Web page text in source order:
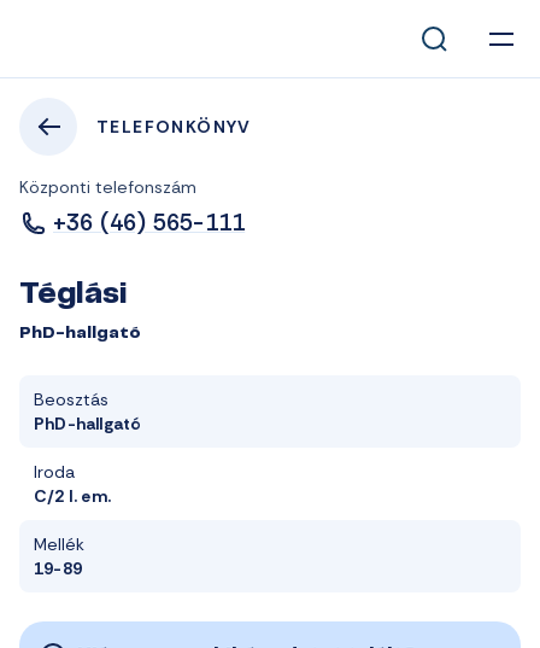
TELEFONKÖNYV
Központi telefonszám
+36 (46) 565-111
Téglási
PhD-hallgató
Beosztás
PhD-hallgató
Iroda
C/2 I. em.
Mellék
19-89